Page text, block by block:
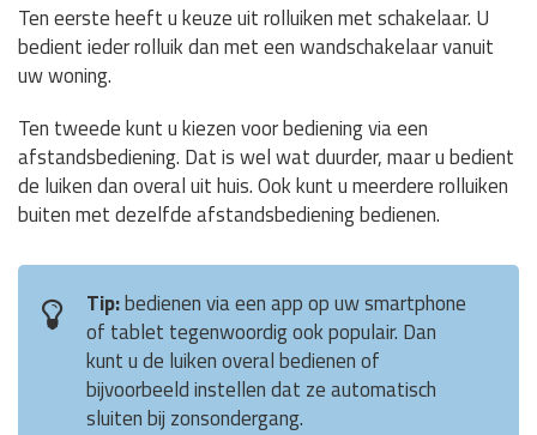
Ten eerste heeft u keuze uit rolluiken met schakelaar. U
bedient ieder rolluik dan met een wandschakelaar vanuit
uw woning.
Ten tweede kunt u kiezen voor bediening via een
afstandsbediening. Dat is wel wat duurder, maar u bedient
de luiken dan overal uit huis. Ook kunt u meerdere rolluiken
buiten met dezelfde afstandsbediening bedienen.
Tip:bedienen via een app op uw smartphone
of tablet tegenwoordig ook populair. Dan
kunt u de luiken overal bedienen of
bijvoorbeeld instellen dat ze automatisch
sluiten bij zonsondergang.